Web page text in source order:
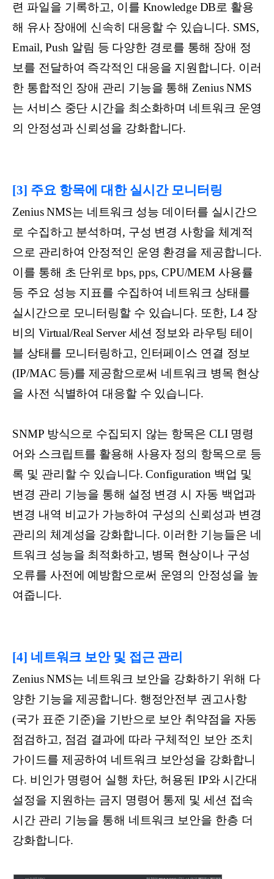
련 파일을 기록하고, 이를 Knowledge DB로 활용
해 유사 장애에 신속히 대응할 수 있습니다. SMS,
Email, Push 알림 등 다양한 경로를 통해 장애 정
보를 전달하여 즉각적인 대응을 지원합니다. 이러
한 통합적인 장애 관리 기능을 통해 Zenius NMS
는 서비스 중단 시간을 최소화하며 네트워크 운영
의 안정성과 신뢰성을 강화합니다.
[3] 주요 항목에 대한 실시간 모니터링
Zenius NMS는 네트워크 성능 데이터를 실시간으
로 수집하고 분석하며, 구성 변경 사항을 체계적
으로 관리하여 안정적인 운영 환경을 제공합니다.
이를 통해 초 단위로 bps, pps, CPU/MEM 사용률
등 주요 성능 지표를 수집하여 네트워크 상태를
실시간으로 모니터링할 수 있습니다. 또한, L4 장
비의 Virtual/Real Server 세션 정보와 라우팅 테이
블 상태를 모니터링하고, 인터페이스 연결 정보
(IP/MAC 등)를 제공함으로써 네트워크 병목 현상
을 사전 식별하여 대응할 수 있습니다.
SNMP 방식으로 수집되지 않는 항목은 CLI 명령
어와 스크립트를 활용해 사용자 정의 항목으로 등
록 및 관리할 수 있습니다. Configuration 백업 및
변경 관리 기능을 통해 설정 변경 시 자동 백업과
변경 내역 비교가 가능하여 구성의 신뢰성과 변경
관리의 체계성을 강화합니다. 이러한 기능들은 네
트워크 성능을 최적화하고, 병목 현상이나 구성
오류를 사전에 예방함으로써 운영의 안정성을 높
여줍니다.
[4] 네트워크 보안 및 접근 관리
Zenius NMS는 네트워크 보안을 강화하기 위해 다
양한 기능을 제공합니다. 행정안전부 권고사항
(국가 표준 기준)을 기반으로 보안 취약점을 자동
점검하고, 점검 결과에 따라 구체적인 보안 조치
가이드를 제공하여 네트워크 보안성을 강화합니
다. 비인가 명령어 실행 차단, 허용된 IP와 시간대
설정을 지원하는 금지 명령어 통제 및 세션 접속
시간 관리 기능을 통해 네트워크 보안을 한층 더
강화합니다.